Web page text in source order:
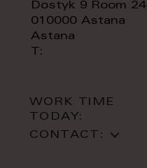
Dostyk 9 Room 24
010000 Astana
Astana
T:
WORK TIME
TODAY:
CONTACT: